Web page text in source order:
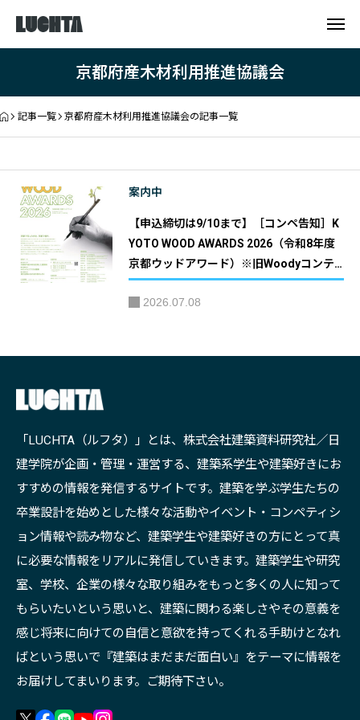
京都府産木材利用推進協議会
記事一覧 京都府産木材利用推進協議会の記事一覧
案内中
【申込締切は9/10まで】［コンペ告知］K
YOTO WOOD AWARDS 2026（令和8年度
京都ウッドアワード）※旧Woodyコンテ
スト／旧京都の木の家づくり表彰事業｜主
催：京都府 共催：京都府産木材利用推進
2026.07.08
「LUCHTA（ルフタ）」とは、株式会社建築資料研究社／日
建学院が企画・管理・運営する、建築系学生や建築好きにお
すすめの情報を発信するサイトです。建築を学ぶ学生たちの
卒業設計を始めとした様々な活動やイベント・コンペティシ
ョン情報や読み物など、建築学生や建築好きの方にとって真
に必要な情報をリアルに発信していきます。建築学生や研究
室、学校、企業の様々な取り組みをもっと多くの人に知って
もらいたいという思いと、建築に関わる楽しさやその意義を
感じ将来に向けての自信と意欲を持ってくれる手助けとなれ
ばという思いで『建築はまだまだ面白い』をテーマに情報を
お届けしてまいります。ご期待下さい。